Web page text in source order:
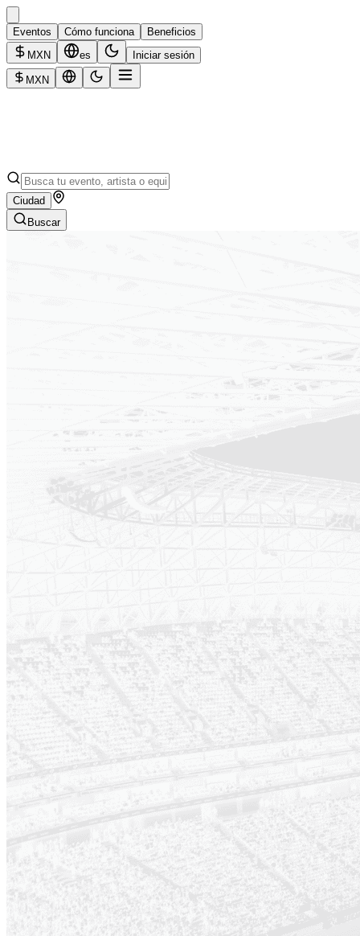
Eventos Cómo funciona
Beneficios
MXN
es Iniciar sesión
MXN
Ciudad
Buscar